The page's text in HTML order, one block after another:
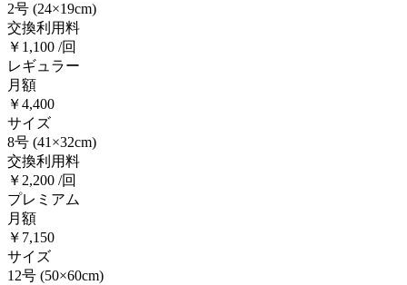
2号 (24×19cm)
交換利用料
￥1,100 /回
レギュラー
月額
￥4,400
サイズ
8号 (41×32cm)
交換利用料
￥2,200 /回
プレミアム
月額
￥7,150
サイズ
12号 (50×60cm)